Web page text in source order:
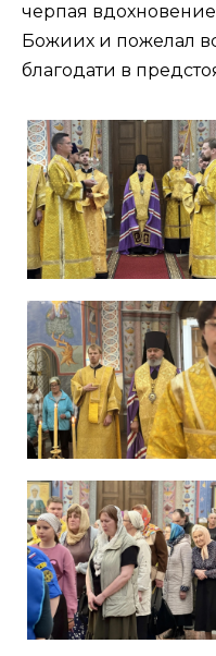
черпая
Божиих и пожелал
благодати в